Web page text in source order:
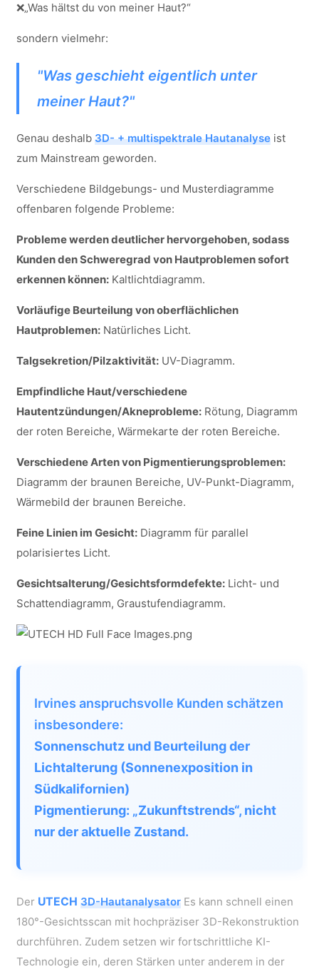
❌„Was hältst du von meiner Haut?“
sondern vielmehr:
"Was geschieht eigentlich unter
meiner Haut?"
Genau deshalb 3D- + multispektrale Hautanalyseist
zum Mainstream geworden.
Verschiedene Bildgebungs- und Musterdiagramme
offenbaren folgende Probleme:
Probleme werden deutlicher hervorgehoben, sodass
Kunden den Schweregrad von Hautproblemen sofort
erkennen können:Kaltlichtdiagramm.
Vorläufige Beurteilung von oberflächlichen
Hautproblemen:Natürliches Licht.
Talgsekretion/Pilzaktivität:UV-Diagramm.
Empfindliche Haut/verschiedene
Hautentzündungen/Akneprobleme:Rötung, Diagramm
der roten Bereiche, Wärmekarte der roten Bereiche.
Verschiedene Arten von Pigmentierungsproblemen:
Diagramm der braunen Bereiche, UV-Punkt-Diagramm,
Wärmebild der braunen Bereiche.
Feine Linien im Gesicht:Diagramm für parallel
polarisiertes Licht.
Gesichtsalterung/Gesichtsformdefekte:Licht- und
Schattendiagramm, Graustufendiagramm.
Irvines anspruchsvolle Kunden schätzen
insbesondere:
Sonnenschutz und Beurteilung der
Lichtalterung (Sonnenexposition in
Südkalifornien)
Pigmentierung: „Zukunftstrends“, nicht
nur der aktuelle Zustand.
Der UTECH 3D-HautanalysatorEs kann schnell einen
180°-Gesichtsscan mit hochpräziser 3D-Rekonstruktion
durchführen. Zudem setzen wir fortschrittliche KI-
Technologie ein, deren Stärken unter anderem in der